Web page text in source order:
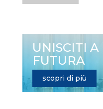
UNISCITI
FUTURA
scopri di più